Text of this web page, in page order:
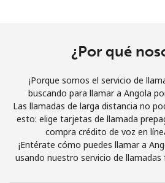
Únete
¡Hola!
Inicia sesión o
¿Por qué
¡Porque somos el servicio de
buscando para llamar a Angola
Las llamadas de larga distancia no
esto: elige tarjetas de llamada
compra crédito de voz en
¡Entérate cómo puedes llamar a
usando nuestro servicio de llamadas